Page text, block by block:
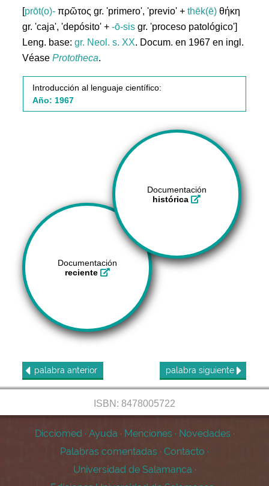
[prōt(o)- πρῶτος gr. 'primero', 'previo' +thēk(ē) θήκη
gr. 'caja', 'depósito' +-ō-sis gr. 'proceso patológico']
Leng. base:gr. Neol. s. XX. Docum. en 1967 en ingl.
VéasePrototheca.
Introducción al lenguaje científico:
Año: 1967
Documentación
histórica
Documentación
reciente
palabra anterior palabra siguiente
ISBN: 8478005722
Dicciomed · Ayuda · Menciones · Novedades ·
Palabras comentadas · Contacto ·
Universidad de Salamanca ·